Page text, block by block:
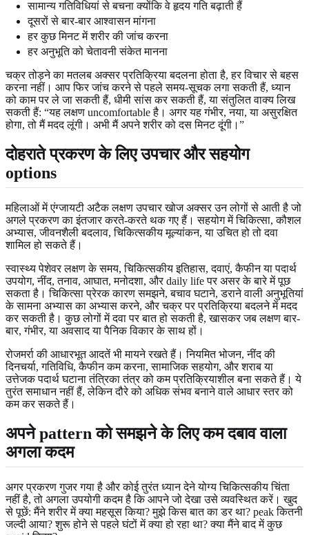
सामान्य गतिविधियां से बचना क्योंकि वे हृदय गति बढ़ाती हैं
दूसरों से बार-बार आश्वासन मांगना
हर कुछ मिनट में शरीर की जांच करना
हर अनुभूति को चेतावनी संकेत मानना
चक्र तोड़ने का मतलब अक्सर प्रतिक्रिया बदलना होता है, हर विचार से बहस
करना नहीं। आप फिर जांच करने से पहले समय-सूचक लगा सकती हैं, ध्यान
को काम पर ले जा सकती हैं, धीमी सांस कर सकती हैं, या संतुलित वाक्य लिख
सकती हैं: “यह लक्षण uncomfortable है। अगर यह गंभीर, नया, या असुरक्षित
होगा, तो मैं मदद लूंगी। अभी मैं अपने शरीर को दस मिनट दूंगी।”
दोहराते प्रकरण के लिए उपचार और सहयोग
options
महिलाओं में एंग्जायटी अटैक लक्षण उपचार खोज अक्सर उन लोगों से आती है जो
अगले प्रकरण का इंतजार करते-करते थक गए हैं। सहयोग में चिकित्सा, कौशल
अभ्यास, जीवनशैली बदलाव, चिकित्सकीय मूल्यांकन, या उचित हो तो दवा
शामिल हो सकते हैं।
स्वास्थ्य पेशेवर लक्षण के समय, चिकित्सकीय इतिहास, दवाएं, कैफीन या पदार्थ
उपयोग, नींद, तनाव, आघात, मनोदशा, और daily life पर असर के बारे में पूछ
सकता है। चिकित्सा प्रेरक कारण समझने, बचाव घटाने, डराने वाली अनुभूतियां
के सामना अभ्यास का अभ्यास करने, और चक्र पर प्रतिक्रिया बदलने में मदद
कर सकती है। कुछ लोगों में दवा पर बात हो सकती है, खासकर जब लक्षण बार-
बार, गंभीर, या अवसाद या पैनिक विकार के साथ हों।
रोजमर्रा की आधारभूत आदतें भी मायने रखते हैं। नियमित भोजन, नींद की
दिनचर्या, गतिविधि, कैफीन कम करना, सामाजिक सहयोग, और शराब या
उत्तेजक पदार्थ घटाना तंत्रिका तंत्र को कम प्रतिक्रियाशील बना सकते हैं। ये
तुरंत समाधान नहीं हैं, लेकिन दौरे को अधिक संभव बनाने वाले आधार स्तर को
कम कर सकते हैं।
अपने pattern को समझने के लिए कम दबाव वाला
अगला कदम
अगर प्रकरण गुजर गया है और कोई तुरंत ध्यान देने योग्य चिकित्सकीय चिंता
नहीं है, तो अगला उपयोगी कदम है कि आपने जो देखा उसे व्यवस्थित करें। खुद
से पूछें: मैंने शरीर में क्या महसूस किया? मुझे किस बात का डर था? peak कितनी
जल्दी आया? शुरू होने से पहले घंटों में क्या हो रहा था? क्या मैंने बाद में कुछ